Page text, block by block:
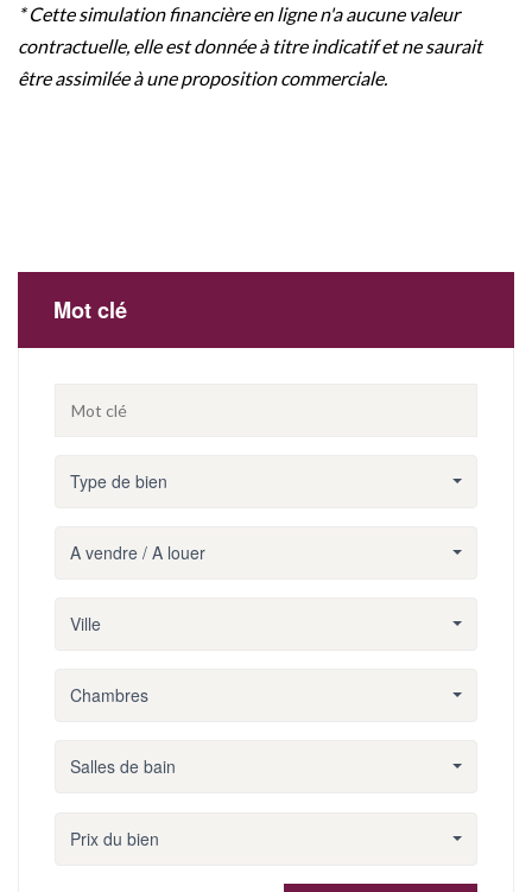
* Cette simulation financière en ligne n'a aucune valeur
contractuelle, elle est donnée à titre indicatif et ne saurait
être assimilée à une proposition commerciale.
Mot clé
Type de bien
A vendre / A louer
Ville
Chambres
Salles de bain
Prix du bien